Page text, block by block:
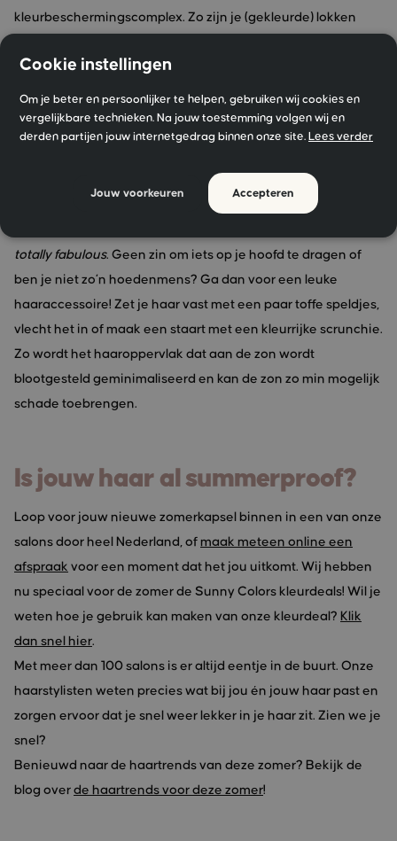
kleurbeschermingscomplex. Zo zijn je (gekleurde) lokken
Tip 4: Draag een hoed!
. Bijvoorbeeld een zonneklep of hoed!
Extra fijn als je haar net gekleurd is, want gekleurd haar is
totally fabulous. Geen zin om iets op je hoofd te dragen of
ben je niet zo’n hoedenmens? Ga dan voor een leuke
haaraccessoire! Zet je haar vast met een paar toffe speldjes,
vlecht het in of maak een staart met een kleurrijke scrunchie.
Zo wordt het haaroppervlak dat aan de zon wordt
blootgesteld geminimaliseerd en kan de zon zo min mogelijk
schade toebrengen.
Is jouw haar al summerproof?
Loop voor jouw nieuwe zomerkapsel binnen in een van onze
salons door heel Nederland, of maak meteen online een
afspraak voor een moment dat het jou uitkomt. Wij hebben
nu speciaal voor de zomer de Sunny Colors kleurdeals! Wil je
weten hoe je gebruik kan maken van onze kleurdeal? Klik
dan snel hier.
Met meer dan 100 salons is er altijd eentje in de buurt. Onze
haarstylisten weten precies wat bij jou én jouw haar past en
zorgen ervoor dat je snel weer lekker in je haar zit. Zien we je
snel?
Benieuwd naar de haartrends van deze zomer? Bekijk de
blog over de haartrends voor deze zomer!
Cookie instellingen
Om je beter en persoonlijker te helpen, gebruiken wij cookies en
vergelijkbare technieken. Na jouw toestemming volgen wij en
derden partijen jouw internetgedrag binnen onze site. Lees verder
Accepteren
Jouw voorkeuren